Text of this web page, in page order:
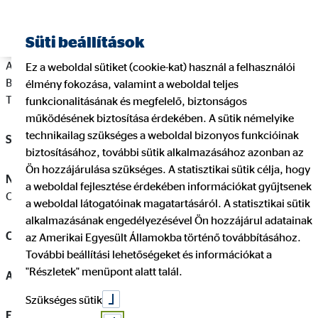
A szolgáltató neve: OVB Vermögensberatung Általános
Biztosítási és Pénzügyi Szolgáltató Korlátolt Felelősségű
Társaság
Székhely:1138 Budapest, Váci út 140.
Nyilvántartásba bejegyző bíróság:
Fővárosi Törvényszék
Cégbírósága
Cégjegyzékszám:01‐09‐724845
Adószám:13231796-2-41
Elérhetőségek:
Süti beállítások
Ez a weboldal sütiket (cookie-kat) használ a felhasználói
élmény fokozása, valamint a weboldal teljes
funkcionalitásának és megfelelő, biztonságos
működésének biztosítása érdekében. A sütik némelyike
technikailag szükséges a weboldal bizonyos funkcióinak
biztosításához, további sütik alkalmazásához azonban az
Ön hozzájárulása szükséges. A statisztikai sütik célja, hogy
a weboldal fejlesztése érdekében információkat gyűjtsenek
a weboldal látogatóinak magatartásáról. A statisztikai sütik
alkalmazásának engedélyezésével Ön hozzájárul adatainak
az Amerikai Egyesült Államokba történő továbbításához.
További beállítási lehetőségeket és információkat a
"Részletek" menüpont alatt talál.
Szükséges sütik